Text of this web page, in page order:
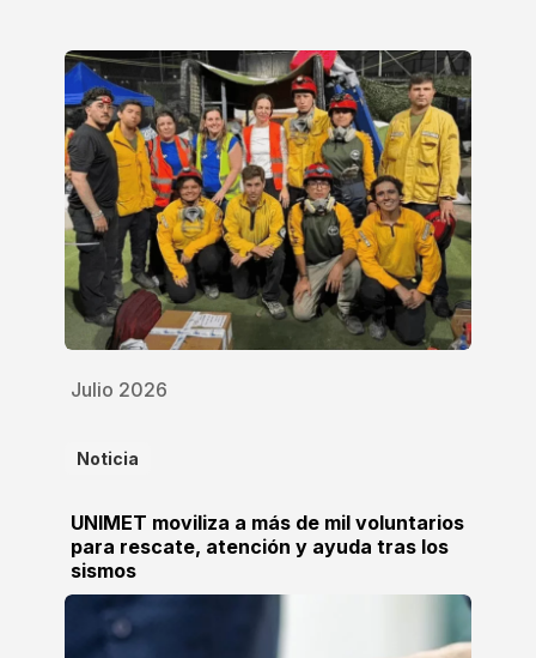
Julio 2026
Noticia
UNIMET moviliza a más de mil voluntarios
para rescate, atención y ayuda tras los
sismos